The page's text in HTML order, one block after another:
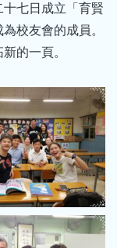
七日成立「育賢
校友會的成員。
的一頁。